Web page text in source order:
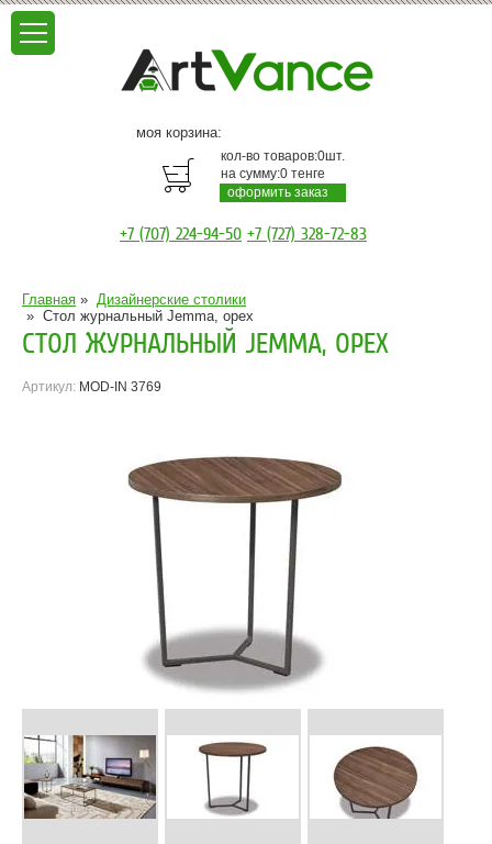
моя корзина:
кол-во товаров:0шт.
на сумму:0 тенге
оформить заказ
+7 (707) 224-94-50 +7 (727) 328-72-83
Главная » Дизайнерские столики
» Стол журнальный Jemma, орех
СТОЛ ЖУРНАЛЬНЫЙ JEMMA, ОРЕХ
Артикул: MOD-IN 3769